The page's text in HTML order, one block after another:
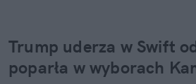
Trump uderza w Swift
poparła w wyborach